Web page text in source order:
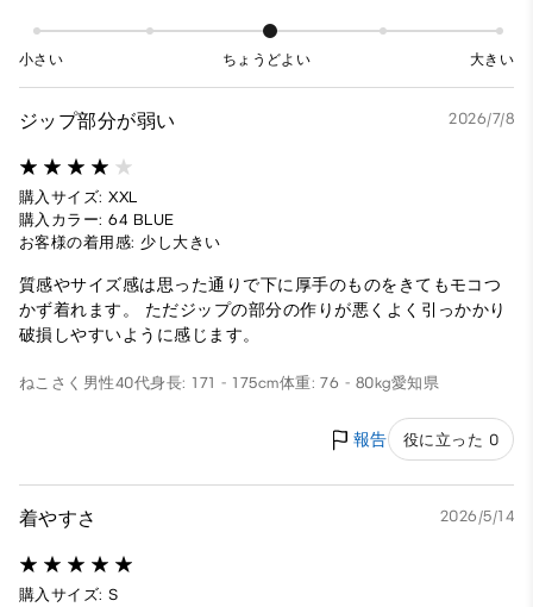
小さい ちょうどよい 大きい
ジップ部分が弱い 2026/7/8
購入サイズ: XXL
購入カラー: 64 BLUE
お客様の着用感: 少し大きい
質感やサイズ感は思った通りで下に厚手のものをきてもモコつ
かず着れます。 ただジップの部分の作りが悪くよく引っかかり
破損しやすいように感じます。
ねこさく 男性40代身長: 171 - 175cm体重: 76 - 80kg愛知県
報告 役に立った 0
着やすさ 2026/5/14
購入サイズ: S